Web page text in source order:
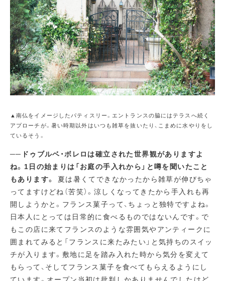
▲南仏をイメージしたパティスリー。エントランスの脇にはテラスへ続く
アプローチが。暑い時期以外はいつも雑草を抜いたり、こまめに水やりをし
ているそう。
──ドゥブルベ・ボレロは確立された世界観がありますよ
ね。1日の始まりは「お庭の手入れから」と噂を聞いたこと
もあります。
夏は暑くてできなかったから雑草が伸びちゃ
ってますけどね（苦笑）。涼しくなってきたから手入れも再
開しようかと。フランス菓子って、ちょっと独特ですよね。
日本人にとっては日常的に食べるものではないんです。で
もこの店に来てフランスのような雰囲気やアンティークに
囲まれてみると「フランスに来たみたい」と気持ちのスイッ
チが入ります。敷地に足を踏み入れた時から気分を変えて
もらって、そしてフランス菓子を食べてもらえるようにし